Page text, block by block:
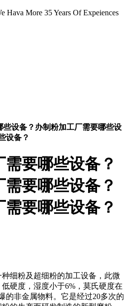
Hava More 35 Years Of Expeiences
些设备？办制粉加工厂需要哪些设
设备？
要哪些设备？
要哪些设备？
要哪些设备？
细粉及超细粉的加工设备，此微
硬度，湿度小于6%，莫氏硬度在
的非金属物料。它是经过20多次的